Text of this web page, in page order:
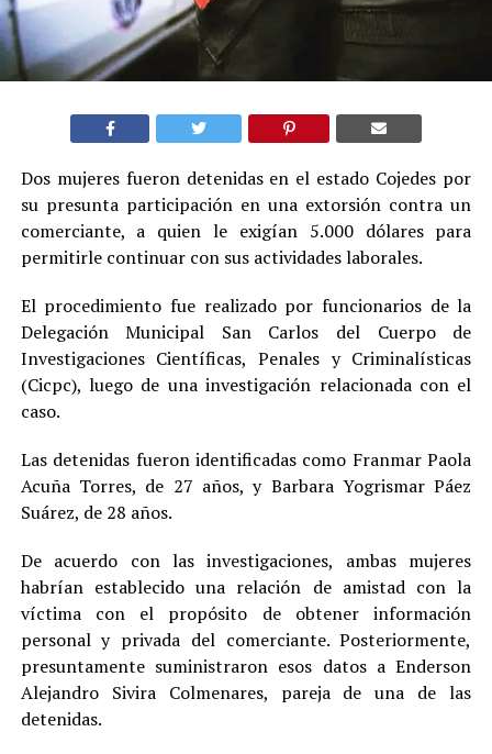
Dos mujeres fueron detenidas en el estado Cojedes por
su presunta participación en una extorsión contra un
comerciante, a quien le exigían 5.000 dólares para
permitirle continuar con sus actividades laborales.
El procedimiento fue realizado por funcionarios de la
Delegación Municipal San Carlos del Cuerpo de
Investigaciones Científicas, Penales y Criminalísticas
(Cicpc), luego de una investigación relacionada con el
caso.
Las detenidas fueron identificadas como Franmar Paola
Acuña Torres, de 27 años, y Barbara Yogrismar Páez
Suárez, de 28 años.
De acuerdo con las investigaciones, ambas mujeres
habrían establecido una relación de amistad con la
víctima con el propósito de obtener información
personal y privada del comerciante. Posteriormente,
presuntamente suministraron esos datos a Enderson
Alejandro Sivira Colmenares, pareja de una de las
detenidas.